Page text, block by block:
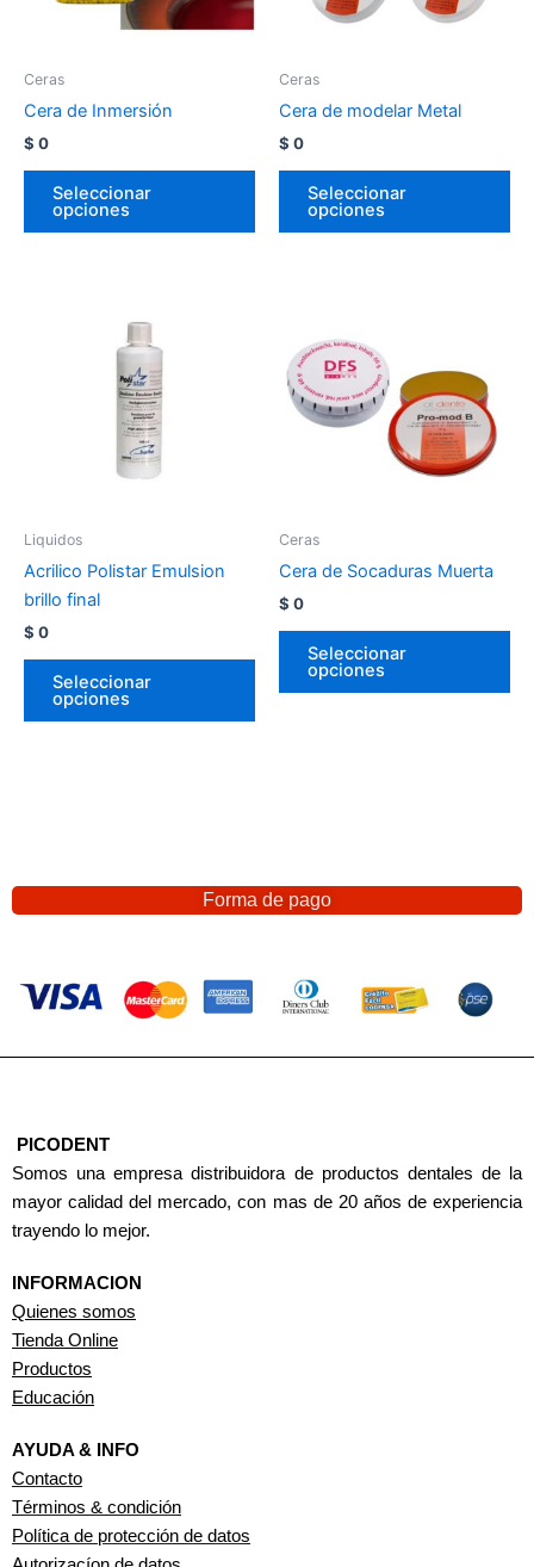
Ceras
Cera de Inmersión
$ 0
Seleccionar
opciones
Ceras
Cera de modelar Metal
$ 0
Seleccionar
opciones
Liquidos
Acrilico Polistar Emulsion
brillo final
$ 0
Seleccionar
opciones
Ceras
Cera de Socaduras Muerta
$ 0
Seleccionar
opciones
Forma de pago
PICODENT
Somos una empresa distribuidora de productos dentales de la
mayor calidad del mercado, con mas de 20 años de experiencia
trayendo lo mejor.
INFORMACION
Quienes somos
Tienda Online
Productos
Educación
AYUDA & INFO
Contacto
Términos & condición
Política de protección de datos